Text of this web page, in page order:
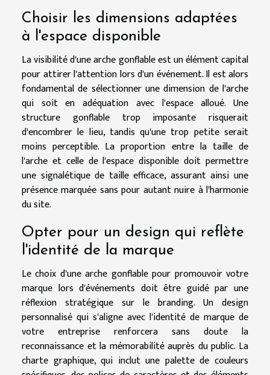
Choisir les dimensions adaptées
à l'espace disponible
La visibilité d'une arche gonflable est un élément capital
pour attirer l'attention lors d'un événement. Il est alors
fondamental de sélectionner une dimension de l'arche
qui soit en adéquation avec l'espace alloué. Une
structure gonflable trop imposante risquerait
d'encombrer le lieu, tandis qu'une trop petite serait
moins perceptible. La proportion entre la taille de
l'arche et celle de l'espace disponible doit permettre
une signalétique de taille efficace, assurant ainsi une
présence marquée sans pour autant nuire à l'harmonie
du site.
Opter pour un design qui reflète
l'identité de la marque
Le choix d'une arche gonflable pour promouvoir votre
marque lors d'événements doit être guidé par une
réflexion stratégique sur le branding. Un design
personnalisé qui s'aligne avec l'identité de marque de
votre entreprise renforcera sans doute la
reconnaissance et la mémorabilité auprès du public. La
charte graphique, qui inclut une palette de couleurs